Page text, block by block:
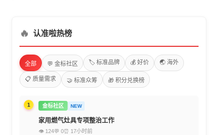
🔥 认准啦热榜
全部 💬 金标社区 🏷️ 标准品牌 💰 好价 🌏 海外
📋 质量需求 🤝 标准众筹 🎁 积分兑换榜
1 金标社区 NEW
家用燃气灶具专项整治工作
👁 124💬 0⏰ 17小时前